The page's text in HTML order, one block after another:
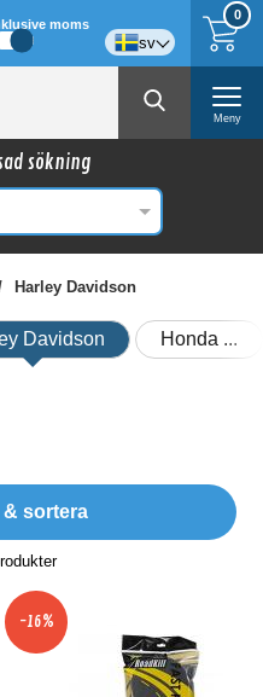
0
moms
sv
Meny
sökning
Harley Davidson
Davidson Honda
& sortera
-16%